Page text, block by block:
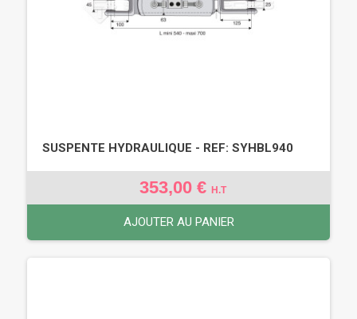
SUSPENTE HYDRAULIQUE - REF: SYHBL940
353,00 € H.T
AJOUTER AU PANIER